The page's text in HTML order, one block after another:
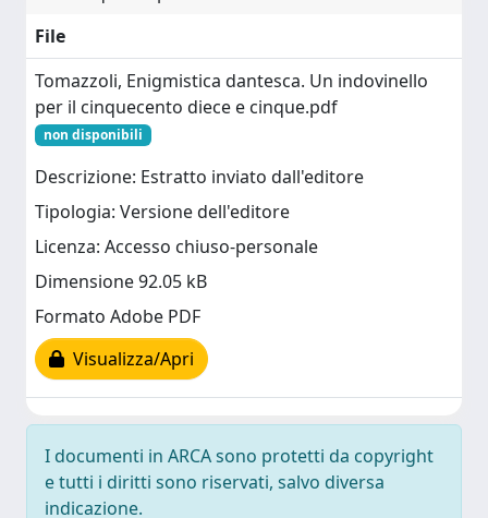
File
Tomazzoli, Enigmistica dantesca. Un indovinello
per il cinquecento diece e cinque.pdf
non disponibili
Descrizione: Estratto inviato dall'editore
Tipologia: Versione dell'editore
Licenza: Accesso chiuso-personale
Dimensione 92.05 kB
Formato Adobe PDF
Visualizza/Apri
I documenti in ARCA sono protetti da copyright
e tutti i diritti sono riservati, salvo diversa
indicazione.